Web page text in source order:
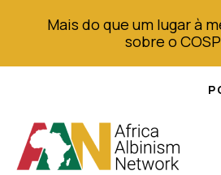
Mais do que um lugar à
sobre o